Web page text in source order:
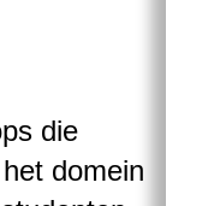
die
domein